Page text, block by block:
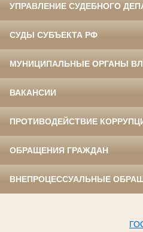
УПРАВЛЕНИЕ СУДЕБНОГО
СУДЫ СУБЪЕКТА РФ
МУНИЦИПАЛЬНЫЕ ОРГАНЫ
ВАКАНСИИ
ПРОТИВОДЕЙСТВИЕ
ОБРАЩЕНИЯ ГРАЖДАН
ВНЕПРОЦЕССУАЛЬНЫЕ